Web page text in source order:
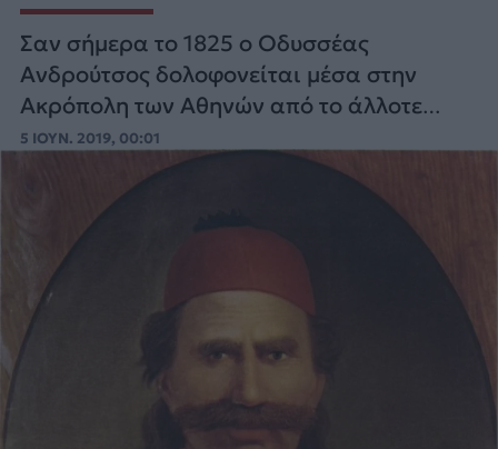
Σαν σήμερα το 1825 ο Οδυσσέας
Ανδρούτσος δολοφονείται μέσα στην
Ακρόπολη των Αθηνών από το άλλοτε
πρωτοπαλίκαρό του Γκούρα.
5 ΙΟΥΝ. 2019, 00:01